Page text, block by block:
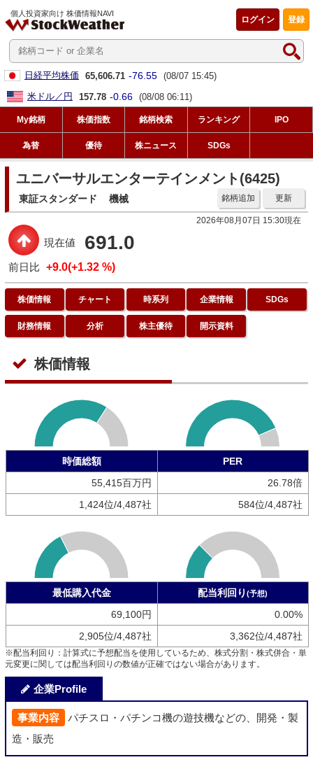
個人投資家向け 株価情報NAVI
登録
ログイン
日経平均株価 65,606.71 -76.55 (08/07 15:45)
米ドル／円
157.78 -0.66 (08/08 06:11)
My銘柄 株価指数 銘柄検索 ランキング IPO
為替 優待 株ニュース SDGs
ユニバーサルエンターテインメント(6425)
東証スタンダード 機械 更新
銘柄追加
2026年08月07日 15:30現在
現在値 691.0
前日比 +9.0(+1.32 %)
株価情報 チャート 時系列 企業情報 SDGs
財務情報 分析 株主優待 開示資料
株価情報
時価総額
PER
55,415百万円
26.78倍
1,424位/4,487社
584位/4,487社
最低購入代金 配当利回り (予想)
69,100円
0.00%
2,905位/4,487社
3,362位/4,487社
※配当利回り：計算式に予想配当を使用しているため、株式分割・株式併合・単
元変更に関しては配当利回りの数値が正確ではない場合があります。
企業Profile
事業内容
パチスロ・パチンコ機の遊技機などの、開発・製
造・販売